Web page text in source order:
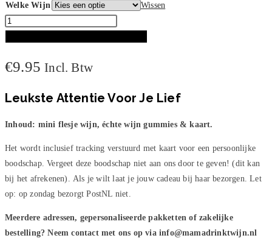
Welke Wijn
Wissen
Kleine
-
aantal
€9.95 Incl. Btw
Leukste Attentie Voor Je Lief
Inhoud: mini flesje wijn, échte wijn gummies & kaart.
Het wordt inclusief tracking verstuurd met kaart voor een persoonlijke
boodschap. Vergeet deze boodschap niet aan ons door te geven! (dit kan
bij het afrekenen). Als je wilt laat je jouw cadeau bij haar bezorgen. Let
op: op zondag bezorgt PostNL niet.
Meerdere adressen, gepersonaliseerde pakketten of zakelijke
bestelling? Neem contact met ons op via info@mamadrinktwijn.nl